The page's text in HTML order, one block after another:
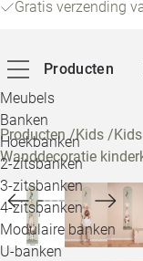
Gratis verzending
Producten
Meubels
Banken
Hoekbanken
2-zitsbanken
3-zitsbanken
4-zitsbanken
Modulaire banken
U-banken
Producten/Kids /
Wanddecoratie